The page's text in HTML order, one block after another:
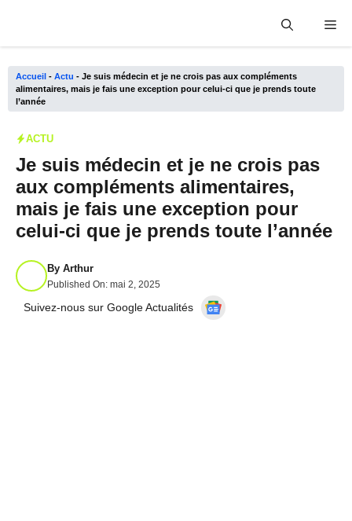
Accueil - Actu - Je suis médecin et je ne crois pas aux compléments
alimentaires, mais je fais une exception pour celui-ci que je prends toute
l’année
ACTU
Je suis médecin et je ne crois pas
aux compléments alimentaires,
mais je fais une exception pour
celui-ci que je prends toute l’année
By Arthur
Published On: mai 2, 2025
Suivez-nous sur Google Actualités